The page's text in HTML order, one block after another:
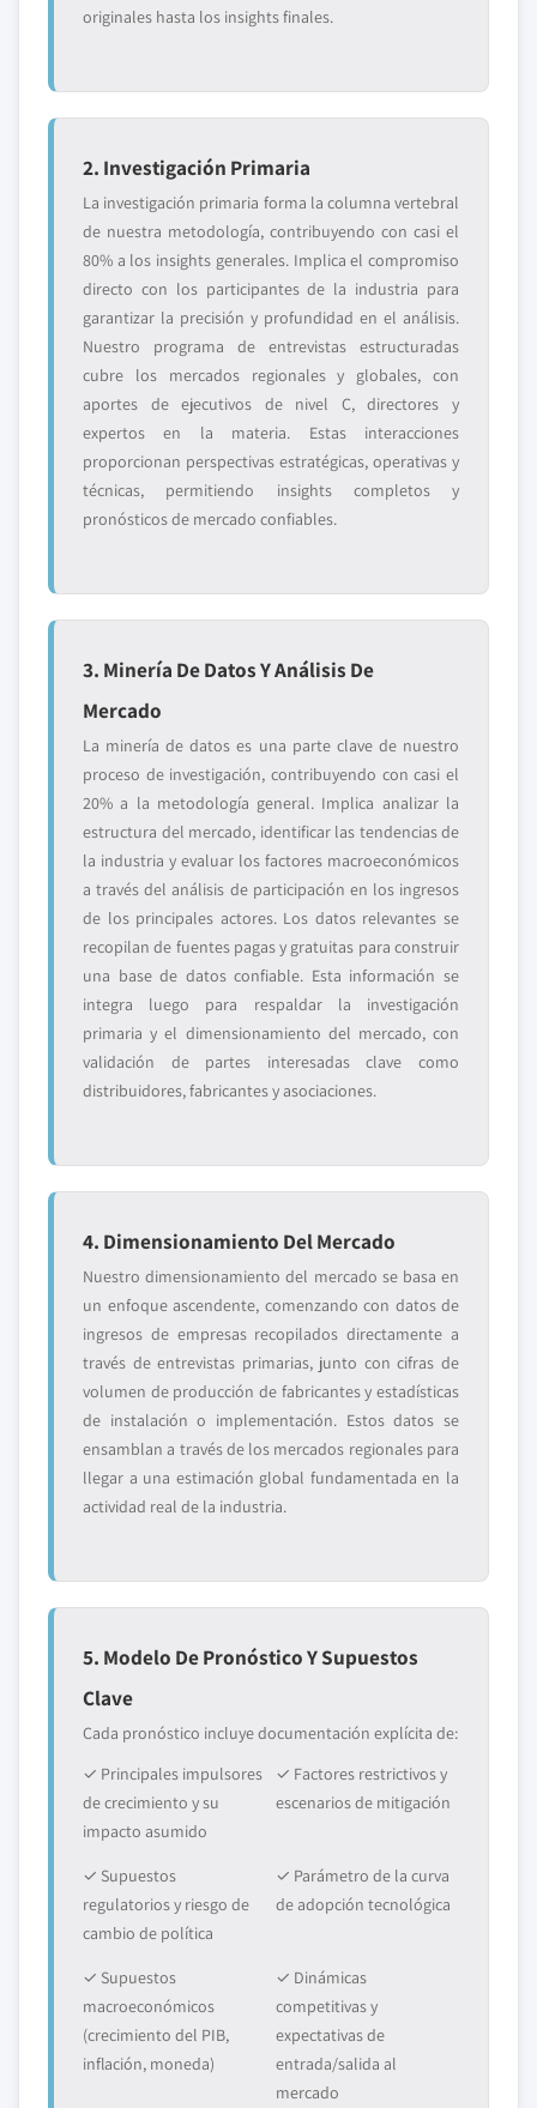
originales hasta los insights finales.
2. Investigación Primaria
La investigación primaria forma la columna vertebral
de nuestra metodología, contribuyendo con casi el
80% a los insights generales. Implica el compromiso
directo con los participantes de la industria para
garantizar la precisión y profundidad en el análisis.
Nuestro programa de entrevistas estructuradas
cubre los mercados regionales y globales, con
aportes de ejecutivos de nivel C, directores y
expertos en la materia. Estas interacciones
proporcionan perspectivas estratégicas, operativas y
técnicas, permitiendo insights completos y
pronósticos de mercado confiables.
3. Minería De Datos Y Análisis De
Mercado
La minería de datos es una parte clave de nuestro
proceso de investigación, contribuyendo con casi el
20% a la metodología general. Implica analizar la
estructura del mercado, identificar las tendencias de
la industria y evaluar los factores macroeconómicos
a través del análisis de participación en los ingresos
de los principales actores. Los datos relevantes se
recopilan de fuentes pagas y gratuitas para construir
una base de datos confiable. Esta información se
integra luego para respaldar la investigación
primaria y el dimensionamiento del mercado, con
validación de partes interesadas clave como
distribuidores, fabricantes y asociaciones.
4. Dimensionamiento Del Mercado
Nuestro dimensionamiento del mercado se basa en
un enfoque ascendente, comenzando con datos de
ingresos de empresas recopilados directamente a
través de entrevistas primarias, junto con cifras de
volumen de producción de fabricantes y estadísticas
de instalación o implementación. Estos datos se
ensamblan a través de los mercados regionales para
llegar a una estimación global fundamentada en la
actividad real de la industria.
5. Modelo De Pronóstico Y Supuestos
Clave
Cada pronóstico incluye documentación explícita de:
✓ Principales impulsores
de crecimiento y su
impacto asumido
✓ Factores restrictivos y
escenarios de mitigación
✓ Supuestos
regulatorios y riesgo de
cambio de política
✓ Parámetro de la curva
de adopción tecnológica
✓ Supuestos
macroeconómicos
(crecimiento del PIB,
inflación, moneda)
✓ Dinámicas
competitivas y
expectativas de
entrada/salida al
mercado